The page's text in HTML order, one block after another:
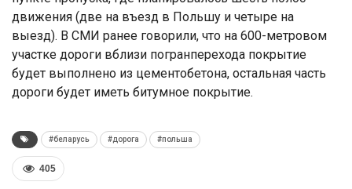
движения (две на въезд в Польшу и четыре на
выезд). В СМИ ранее говорили, что на 600-метровом
участке дороги вблизи погранперехода покрытие
будет выполнено из цементобетона, остальная часть
дороги будет иметь битумное покрытие.
#беларусь #дорога #польша
405